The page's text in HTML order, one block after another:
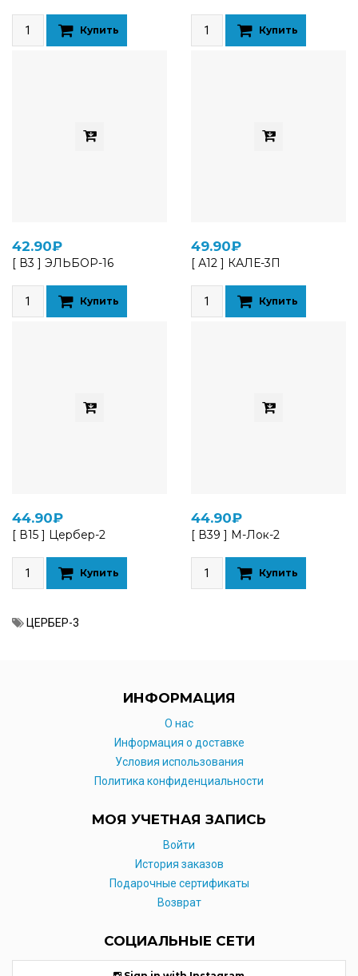
Купить Купить
42.90₽
[ В3 ] ЭЛЬБОР-16
Купить
49.90₽
[ А12 ] КАЛЕ-3П
Купить
44.90₽
[ В15 ] Цербер-2
Купить
44.90₽
[ В39 ] М-Лок-2
Купить
ЦЕРБЕР-3
ИНФОРМАЦИЯ
O нас
Информация о доставке
Условия использования
Политика конфиденциальности
МОЯ УЧЕТНАЯ ЗАПИСЬ
Войти
История заказов
Подарочные сертификаты
Возврат
СОЦИАЛЬНЫЕ СЕТИ